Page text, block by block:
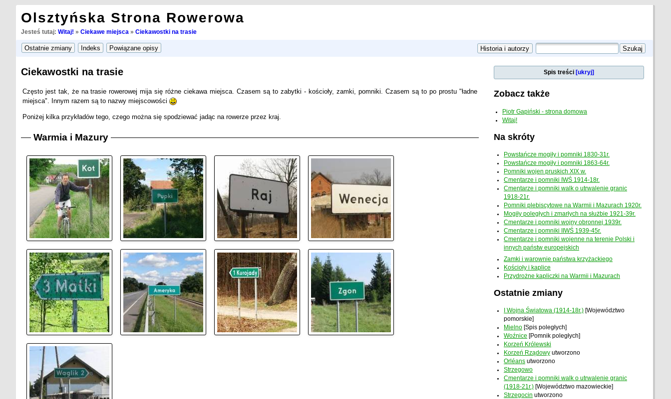
Olsztyńska Strona Rowerowa
Jesteś tutaj: Witaj! » Ciekawe miejsca » Ciekawostki na trasie
Ciekawostki na trasie
Często jest tak, że na trasie rowerowej mija się różne ciekawa miejsca. Czasem są to zabytki - kościoły, zamki, pomniki. Czasem są to po prostu "ładne
miejsca". Innym razem są to nazwy miejscowości
Poniżej kilka przykładów tego, czego można się spodziewać jadąc na rowerze przez kraj.
Warmia i Mazury
Spis treści [ukryj]
Zobacz także
Piotr Gapiński - strona domowa
Witaj!
Na skróty
Powstańcze mogiły i pomniki 1830-31r.
Powstańcze mogiły i pomniki 1863-64r.
Pomniki wojen pruskich XIX w.
Cmentarze i pomniki IWŚ 1914-18r.
Cmentarze i pomniki walk o utrwalenie granic
1918-21r.
Pomniki plebiscytowe na Warmii i Mazurach 1920r.
Mogiły poległych i zmarłych na służbie 1921-39r.
Cmentarze i pomniki wojny obronnej 1939r.
Cmentarze i pomniki IIWŚ 1939-45r.
Cmentarze i pomniki wojenne na terenie Polski i
innych państw europejskich
Zamki i warownie państwa krzyżackiego
Kościoły i kaplice
Przydrożne kapliczki na Warmii i Mazurach
Ostatnie zmiany
I Wojna Światowa (1914-18r.) [Województwo
pomorskie]
Mielno [Spis poległych]
Woźnice [Pomnik poległych]
Korzeń Królewski
Korzeń Rządowy utworzono
Orléans utworzono
Strzegowo
Cmentarze i pomniki walk o utrwalenie granic
(1918-21r.) [Województwo mazowieckie]
Strzegocin utworzono